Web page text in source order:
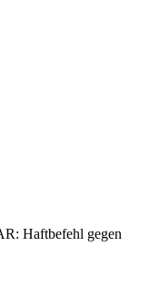
Haftbefehl gegen